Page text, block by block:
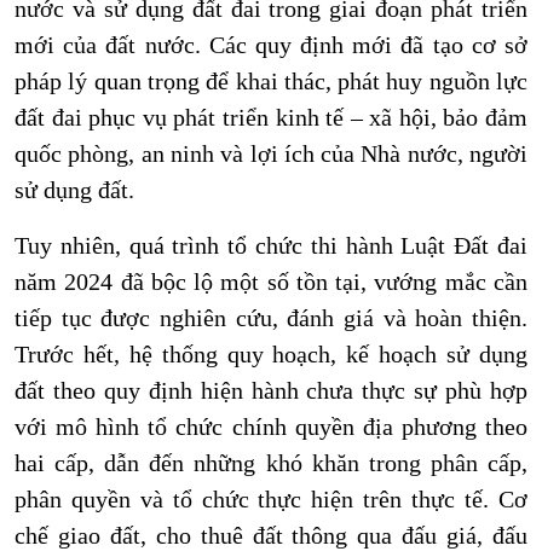
nước và sử dụng đất đai trong giai đoạn phát triển
mới của đất nước. Các quy định mới đã tạo cơ sở
pháp lý quan trọng để khai thác, phát huy nguồn lực
đất đai phục vụ phát triển kinh tế – xã hội, bảo đảm
quốc phòng, an ninh và lợi ích của Nhà nước, người
sử dụng đất.
Tuy nhiên, quá trình tổ chức thi hành Luật Đất đai
năm 2024 đã bộc lộ một số tồn tại, vướng mắc cần
tiếp tục được nghiên cứu, đánh giá và hoàn thiện.
Trước hết, hệ thống quy hoạch, kế hoạch sử dụng
đất theo quy định hiện hành chưa thực sự phù hợp
với mô hình tổ chức chính quyền địa phương theo
hai cấp, dẫn đến những khó khăn trong phân cấp,
phân quyền và tổ chức thực hiện trên thực tế. Cơ
chế giao đất, cho thuê đất thông qua đấu giá, đấu